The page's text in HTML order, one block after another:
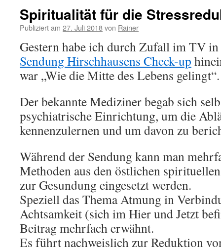
Spiritualität für die
Publiziert am 27. Juli 2018von Rainer
Gestern habe ich durch Zufall im TV in
Sendung Hirschhausens Check-up
war „Wie die Mitte des Lebens gelingt“.
Der bekannte Mediziner begab sich
psychiatrische Einrichtung, um die
kennenzulernen und um davon zu
Während der Sendung kann man
Methoden aus den östlichen
zur Gesundung eingesetzt werden.
Speziell das Thema Atmung in
Achtsamkeit (sich im Hier und Jetzt
Beitrag mehrfach erwähnt.
Es führt nachweislich zur Reduktion